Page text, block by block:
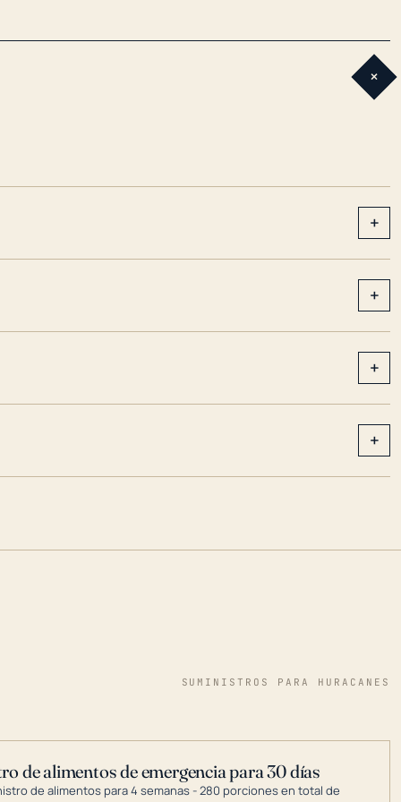
+
+
+
+
+
SUMINISTROS PARA HURACANES
de alimentos de emergencia para 30 días
de alimentos para 4 semanas - 280 porciones en total de